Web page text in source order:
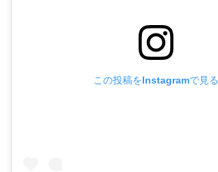
この投稿をInstagramで見る